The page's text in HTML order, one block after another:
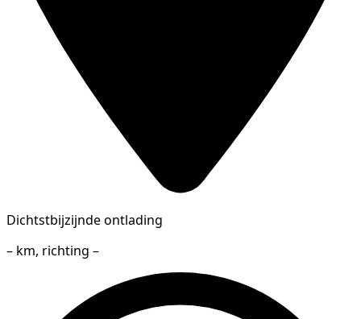
Dichtstbijzijnde ontlading
– km, richting –